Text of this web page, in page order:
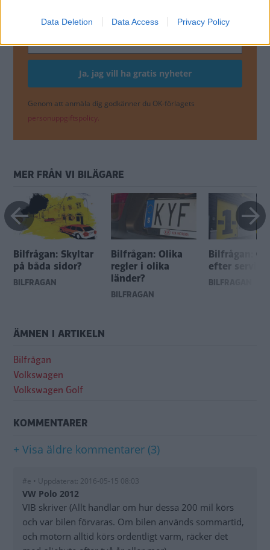
Data Deletion Data Access Privacy Policy
Genom att anmäla dig godkänner du OK-förlagets
personuppgiftspolicy.
MER FRÅN VI BILÄGARE
Bilfrågan: Skyltar
på båda sidor?
BILFRÅGAN
Bilfrågan: Olika
regler i olika
länder?
BILFRÅGAN
Bilfrågan:
efter
BILFRÅGAN
ÄMNEN I ARTIKELN
Bilfrågan
Volkswagen
Volkswagen Golf
KOMMENTARER
+ Visa äldre kommentarer (3)
#e • Uppdaterat: 2016-05-15 08:03
VW Polo 2012
VIB skriver (Allt handlar om hur dessa 200 mil körs
och var bilen förvaras. Om bilen används sommartid,
och motorn alltid körs ordentligt varm, räcker det